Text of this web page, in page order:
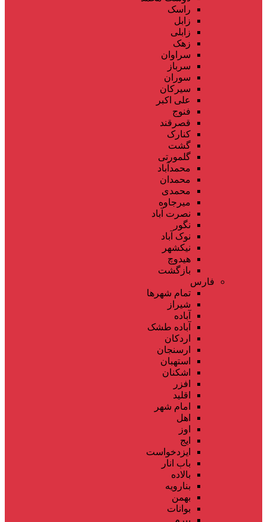
راسک
زابل
زابلی
زهک
سراوان
سرباز
سوران
سیرکان
علی اکبر
فنوج
قصرقند
کنارک
گشت
گلمورتی
محمدآباد
محمدان
محمدی
میرجاوه
نصرت آباد
نگور
نوک آباد
نیکشهر
هیدوچ
بازگشت
فارس
تمام شهر‌ها
شیراز
آباده
آباده طشک
اردکان
ارسنجان
استهبان
اشکنان
افزر
اقلید
امام شهر
اهل
اوز
ایج
ایزدخواست
باب انار
بالاده
بنارویه
بهمن
بوانات
بیرم